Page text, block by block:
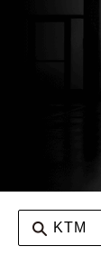
CAR&BIKE